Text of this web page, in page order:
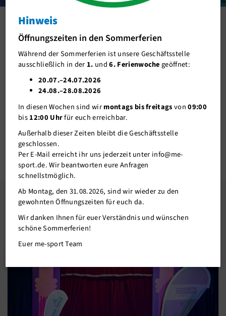
Badminton Basketball
me-sport INSIDE
Hinweis
Öffnungszeiten in den Sommerferien
Während der Sommerferien ist unsere Geschäftsstelle
ausschließlich in der 1. und6. Ferienwochegeöffnet:
20.07.–24.07.2026
24.08.–28.08.2026
In diesen Wochen sind wirmontags bis freitagsvon09:00
bis12:00 Uhrfür euch erreichbar.
Außerhalb dieser Zeiten bleibt die Geschäftsstelle
geschlossen.
Per E-Mail erreicht ihr uns jederzeit unter info@me-
sport.de. Wir beantworten eure Anfragen
schnellstmöglich.
Ab Montag, den 31.08.2026, sind wir wieder zu den
gewohnten Öffnungszeiten für euch da.
Wir danken Ihnen für euer Verständnis und wünschen
schöne Sommerferien!
Euer me-sport Team